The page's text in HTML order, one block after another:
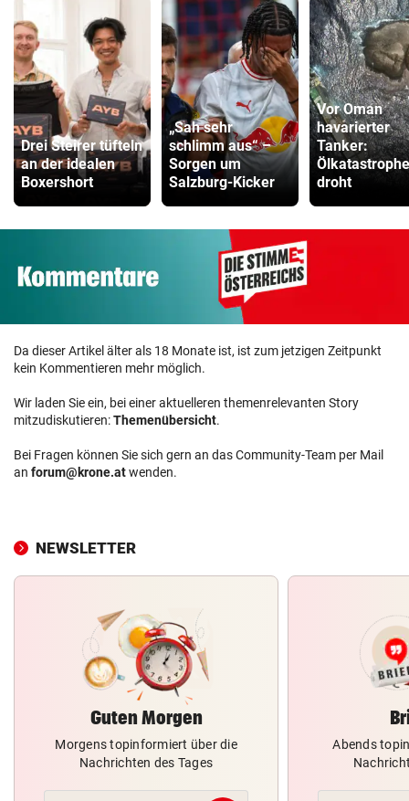
Drei Steirer tüfteln
an der idealen
Boxershort
„Sah sehr
schlimm aus“ –
Sorgen um
Salzburg-Kicker
Vor Oman
havarierter
Tanker:
Ölkatastrophe
droht
Da dieser Artikel älter als 18 Monate ist, ist zum jetzigen Zeitpunkt
kein Kommentieren mehr möglich.
Wir laden Sie ein, bei einer aktuelleren themenrelevanten Story
mitzudiskutieren:Themenübersicht.
Bei Fragen können Sie sich gern an das Community-Team per Mail
an forum@krone.atwenden.
NEWSLETTER
Guten Morgen
Morgens topinformiert über die
Nachrichten des Tages
Abends